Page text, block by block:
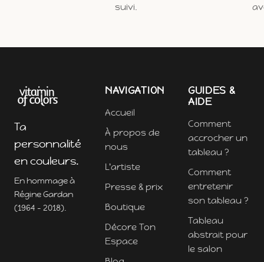
suivi.
Ta
personnalité
en couleurs.
En hommage à
Régine Gardan
(1964 - 2018).
NAVIGATION
Accueil
À propos de
nous
L'artiste
Presse & prix
Boutique
Décore Ton
Espace
GUIDES &
AIDE
Comment
accrocher un
tableau ?
Comment
entretenir
son tableau ?
Tableau
abstrait pour
le salon